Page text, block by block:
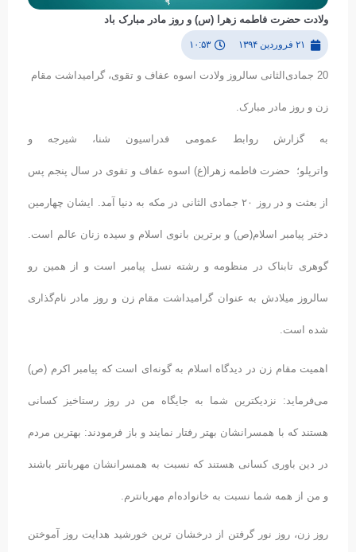
ولادت حضرت فاطمه زهرا (س) و روز مادر مبارک باد
۲۱ فروردین ۱۳۹۴ ۱۰:۵۳
20 جمادی‌الثانی سالروز ولادت اسوه عفاف و تقوی، گرامیداشت مقام
زن و روز مادر مبارک.
به گزارش روابط عمومی فدراسیون شنا، شیرجه و
واترپلو؛ حضرت فاطمه زهرا(ع) اسوه عفاف و تقوی در سال پنجم پس
از بعثت و در روز ۲۰ جمادی الثانی در مکه به دنیا آمد. ایشان چهارمین
دختر پیامبر اسلام(ص) و برترین بانوى اسلام و سیده زنان عالم است.
گوهرى تابناک در منظومه و رشته نسل پیامبر است و از همین رو
سالروز میلادش به عنوان گرامیداشت مقام زن و روز مادر نام‌گذاری
شده است.
اهمیت مقام زن در دیدگاه اسلام به گونه‌ای است که پیامبر اکرم (ص)
می‌فرماید: نزدیکترین شما به جایگاه من در روز رستاخیز کسانی
هستند که با همسرانشان بهتر رفتار نمایند و باز فرمودند: بهترین مردم
در دین باوری کسانی هستند که نسبت به همسرانشان مهربانتر باشند
و من از همه شما نسبت به خانواده‌ام مهربانترم.
روز زن، روز نور گرفتن از درخشان ترین خورشید هدایت روز آموختن